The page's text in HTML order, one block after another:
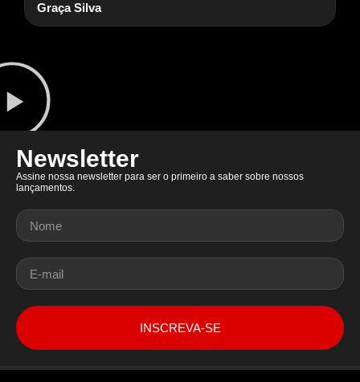
Graça Silva
Newsletter
Assine nossa newsletter para ser o primeiro a saber sobre nossos
lançamentos.
INSCREVA-SE